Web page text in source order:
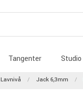
Tangenter Studio
Lavnivå Jack 6,3mm